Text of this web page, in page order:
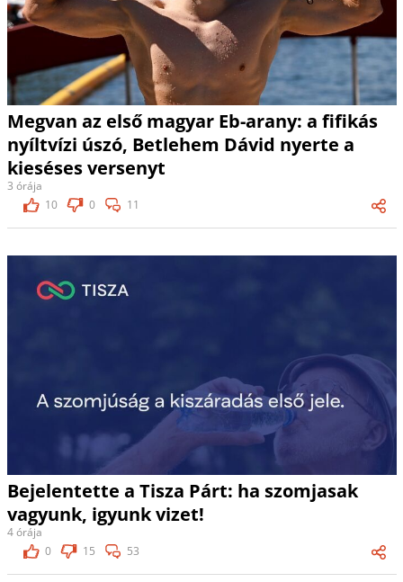
Megvan az első magyar Eb-arany: a fifikás
nyíltvízi úszó, Betlehem Dávid nyerte a
kieséses versenyt
3 órája
10
0 11
Bejelentette a Tisza Párt: ha szomjasak
vagyunk, igyunk vizet!
4 órája
0
15 53